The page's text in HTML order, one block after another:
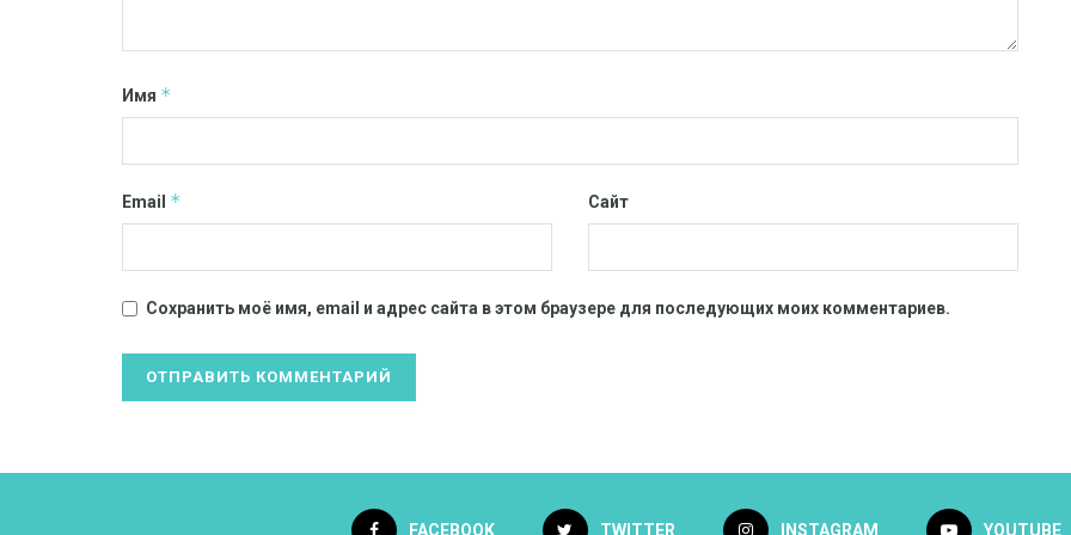
Имя *
Email * Сайт
Сохранить моё имя, email и адрес сайта в этом браузере для последующих моих комментариев.
FACEBOOK TWITTER INSTAGRAM YOUTUBE